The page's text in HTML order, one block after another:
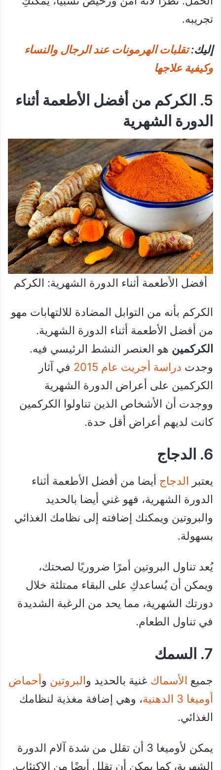
تجريبه.
إليك:تقلبات الهرمونات عند الرجال والنساء
وكيفية علاجها
5. الكركم من أفضل الأطعمة أثناء
الدورة الشهرية
أفضل الأطعمة أثناء الدورة الشهرية: الكركم
الكركم بأنه من التوابل المضادة للالتهابات مهو
من أفضل الأطعمة أثناء الدورة الشهرية.
الكركمين هو العنصر النشط الرئيسي فيه.
وجدت دراسة أجريت عام 2015
في آثار
الكركمين على أعراض الدورة الشهرية
ووجدت أن الأشخاص الذين تناولوا الكركمين
كانت لديهم أعراض أقل حدة.
6. الدجاج
يعتبر الدجاج أيضا من أفضل الأطعمة أثناء
الدورة الشهرية، فهو غني أيضا بالحديد
والبروتين ويمكنك إضافته إلى نظامك الغذائي
بسهولة.
يُعد تناول البروتين أمرًا ضروريًا لصحتك،
ويمكن أن يُساعدكِ على البقاء ممتلئة خلال
دورتك الشهرية، مما يحد من الرغبة الشديدة
في تناول الطعام.
7. السمك
جميع الأسماك غنية بالحديد والبروتين وأحماض
أوميغا 3 الدهنية
، وهي إضافة مغذية لنظامك
الغذائي.
يمكن لأوميغا 3 أن تقلل من شدة آلام الدورة
الشهرية، كما يمكن أن تقلل أيضًا من الاكتئاب.